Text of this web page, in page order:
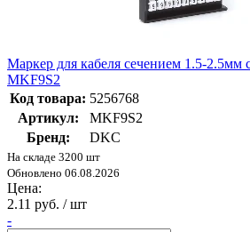
Маркер для кабеля сечением 1.5-2.5мм
MKF9S2
Код товара: 5256768
Артикул:
MKF9S2
Бренд:
DKC
На складе 3200 шт
Обновлено 06.08.2026
Цена:
2.11 руб. / шт
-